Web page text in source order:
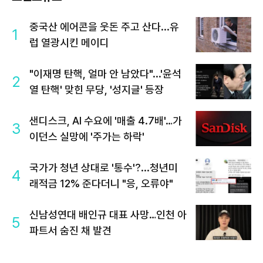
1
중국산 에어콘을 웃돈 주고 산다...유
럽 열광시킨 메이디
2
"이재명 탄핵, 얼마 안 남았다"...'윤석
열 탄핵' 맞힌 무당, '성지글' 등장
3
샌디스크, AI 수요에 '매출 4.7배'…가
이던스 실망에 '주가는 하락'
4
국가가 청년 상대로 '통수'?...청년미
래적금 12% 준다더니 "응, 오류야"
5
신남성연대 배인규 대표 사망…인천 아
파트서 숨진 채 발견